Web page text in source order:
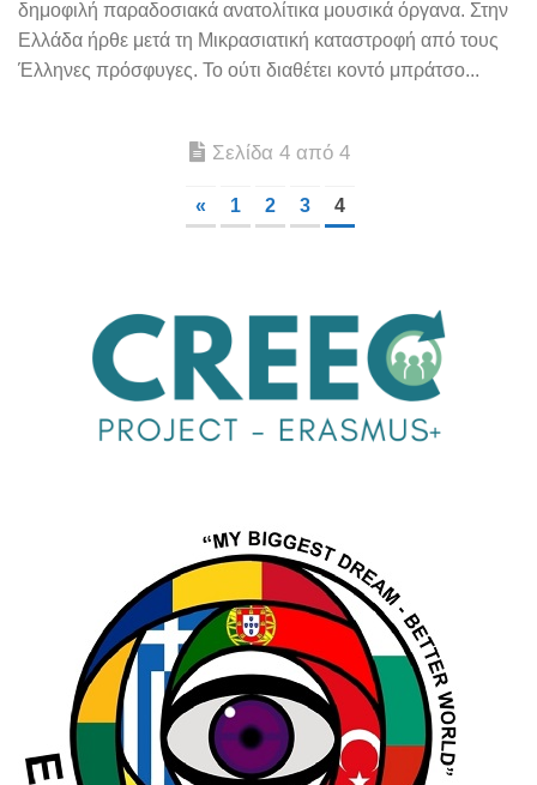
δημοφιλή παραδοσιακά ανατολίτικα μουσικά όργανα. Στην
Ελλάδα ήρθε μετά τη Μικρασιατική καταστροφή από τους
Έλληνες πρόσφυγες. Το ούτι διαθέτει κοντό μπράτσο...
Σελίδα 4 από 4
« 1 2 3 4